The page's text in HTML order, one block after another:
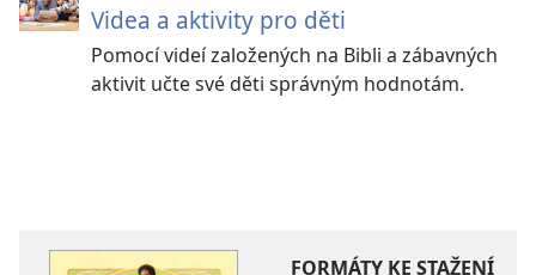
Videa a aktivity pro děti
Pomocí videí založených na Bibli a zábavných
aktivit učte své děti správným hodnotám.
FORMÁTY KE STAŽENÍ